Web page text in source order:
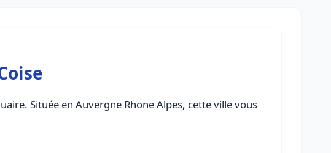
Située en Auvergne Rhone Alpes, cette ville vous